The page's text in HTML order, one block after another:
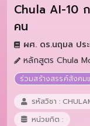
Chula AI-10
คน
ผศ. ดร.นฤมล ปร
หลักสูตร Chula
ร่วมสร้างสรรค์สังคม
รหัสวิชา :
หน่วยกิต :